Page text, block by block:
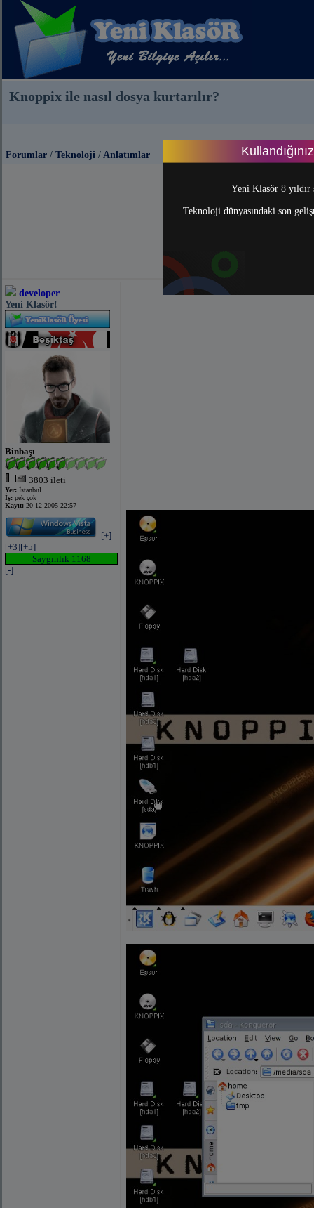
Yeni Klasör 8
Teknoloji dünyasındaki son
Knoppix ile nasıl dosya kurtarılır?
Forumlar / Teknoloji / Anlatımlar
developer
Yeni Klasör!
Binbaşı
3803 ileti
Yer: İstanbul
İş: pek çok
Kayıt: 20-12-2005 22:57
[+]
[+3][+5]
Saygınlık 1168
[-]